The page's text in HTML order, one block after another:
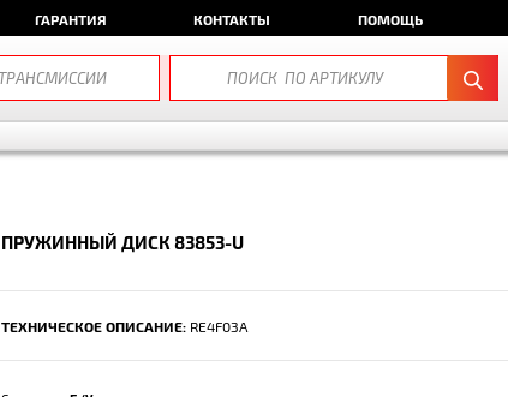
ГАРАНТИЯ КОНТАКТЫ ПОМОЩЬ
ПРУЖИННЫЙ ДИСК 83853-U
ТЕХНИЧЕСКОЕ ОПИСАНИЕ: RE4F03A